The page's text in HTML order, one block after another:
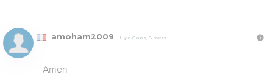
amoham2009 Il y a 6 ans, 8 mois
Amen